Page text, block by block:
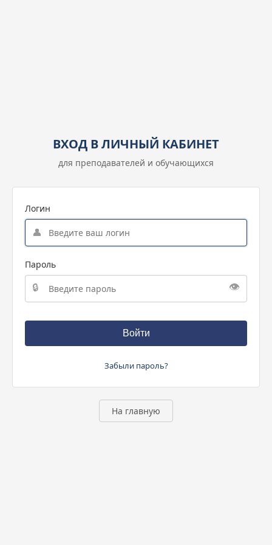
ВХОД В ЛИЧНЫЙ КАБИНЕТ
для преподавателей и обучающихся
Логин
👤
Пароль
🔒 👁️
Войти
Забыли пароль?
На главную